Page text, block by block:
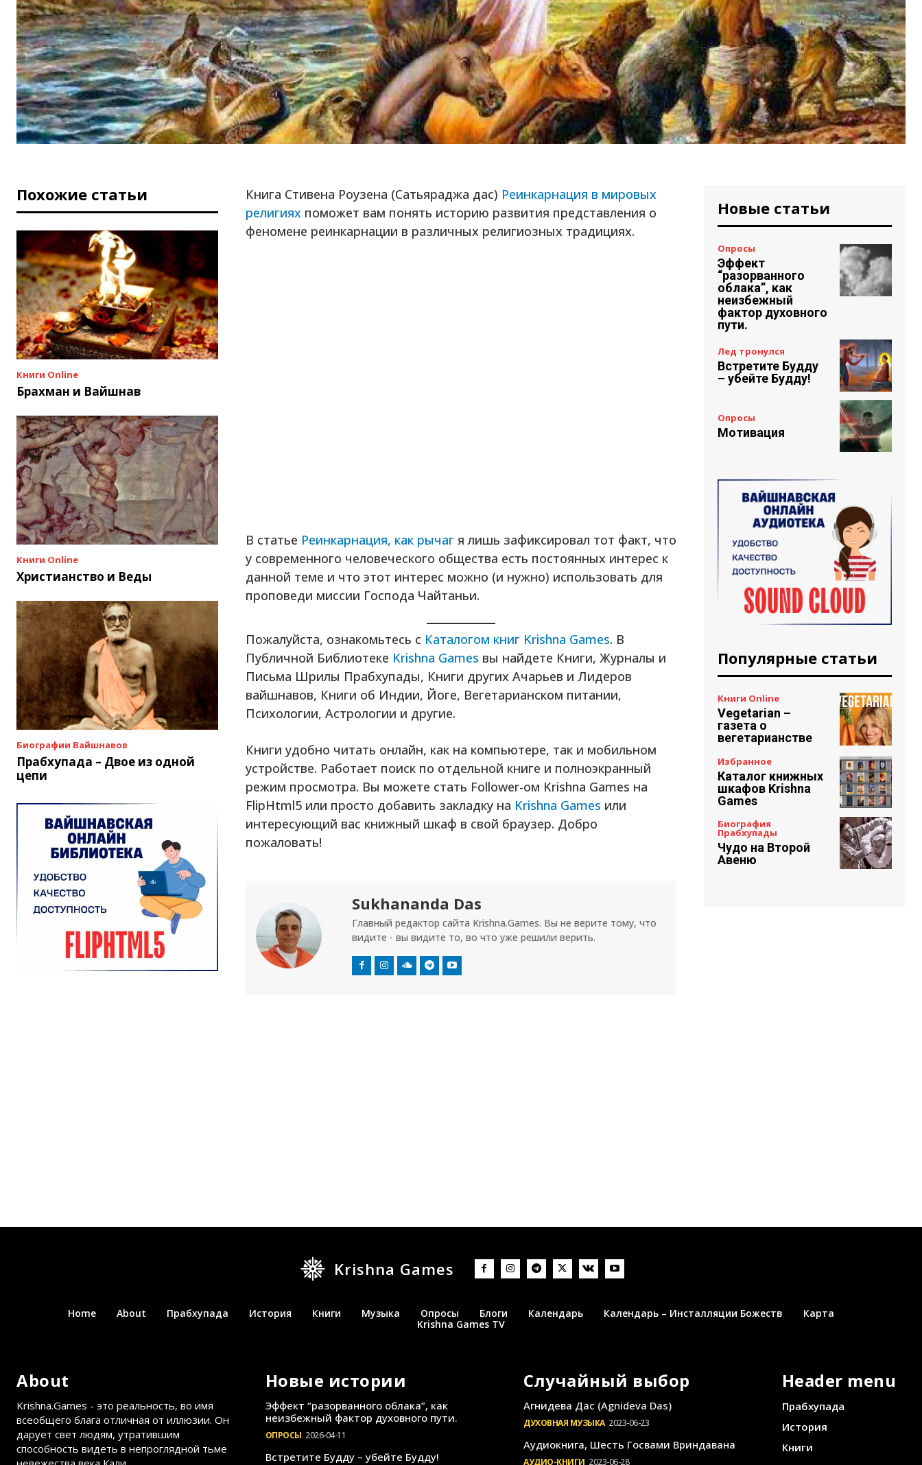
Похожие статьи
Книги Online
Брахман и Вайшнав
Книги Online
Христианство и Веды
Биографии Вайшнавов
Прабхупада – Двое из одной
цепи
Книга Стивена Роузена (Сатьяраджа дас) Реинкарнация в мировых
религиях поможет вам понять историю развития представления о
феномене реинкарнации в различных религиозных традициях.
В статье Реинкарнация, как рычаг я лишь зафиксировал тот факт, что
у современного человеческого общества есть постоянных интерес к
данной теме и что этот интерес можно (и нужно) использовать для
проповеди миссии Господа Чайтаньи.
Пожалуйста, ознакомьтесь с Каталогом книг Krishna Games. В
Публичной Библиотеке Krishna Games вы найдете Книги, Журналы и
Письма Шрилы Прабхупады, Книги других Ачарьев и Лидеров
вайшнавов, Книги об Индии, Йоге, Вегетарианском питании,
Психологии, Астрологии и другие.
Книги удобно читать онлайн, как на компьютере, так и мобильном
устройстве. Работает поиск по отдельной книге и полноэкранный
режим просмотра. Вы можете стать Follower-ом Krishna Games на
FlipHtml5 или просто добавить закладку на Krishna Games или
интересующий вас книжный шкаф в свой браузер. Добро
пожаловать!
Sukhananda Das
Главный редактор сайта Krishna.Games. Вы не верите тому, что
видите - вы видите то, во что уже решили верить.
Новые статьи
Опросы
Эффект
“разорванного
облака”, как
неизбежный
фактор духовного
пути.
Лед тронулся
Встретите Будду
– убейте Будду!
Опросы
Мотивация
Популярные статьи
Книги Online
Vegetarian –
газета о
вегетарианстве
Избранное
Каталог книжных
шкафов Krishna
Games
Биография
Прабхупады
Чудо на Второй
Авеню
Krishna Games
Home About Прабхупада История Книги Музыка Опросы Блоги Календарь Календарь – Инсталляции Божеств
Карта
Krishna Games TV
About
Krishna.Games - это реальность, во имя
всеобщего блага отличная от иллюзии. Он
дарует свет людям, утратившим
способность видеть в непроглядной тьме
Новые истории
Эффект “разорванного облака”, как
неизбежный фактор духовного пути.
ОПРОСЫ 2026-04-11
Встретите Будду – убейте Будду!
Случайный выбор
Агнидева Дас (Agnideva Das)
ДУХОВНАЯ МУЗЫКА 2023-06-23
Аудиокнига, Шесть Госвами Вриндавана
АУДИО-КНИГИ 2023-06-28
Header menu
Прабхупада
История
Книги